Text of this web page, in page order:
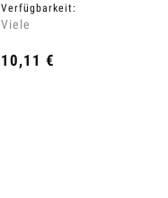
Verfügbarkeit:
Viele
10,11 €